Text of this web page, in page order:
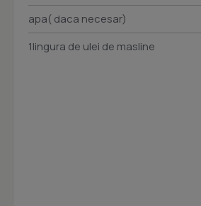
apa( daca necesar)
1lingura de ulei de masline